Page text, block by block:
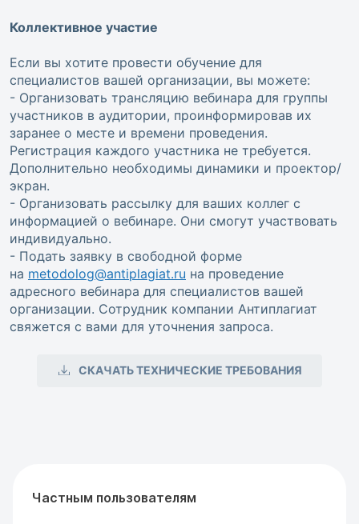
Коллективное участие
Если вы хотите провести обучение для
специалистов вашей организации, вы можете:
- Организовать трансляцию вебинара для группы
участников в аудитории, проинформировав их
заранее о месте и времени проведения.
Регистрация каждого участника не требуется.
Дополнительно необходимы динамики и проектор/
экран.
- Организовать рассылку для ваших коллег с
информацией о вебинаре. Они смогут участвовать
индивидуально.
- Подать заявку в свободной форме
на metodolog@antiplagiat.ru на проведение
адресного вебинара для специалистов вашей
организации. Сотрудник компании Антиплагиат
свяжется с вами для уточнения запроса.
СКАЧАТЬ ТЕХНИЧЕСКИЕ ТРЕБОВАНИЯ
Частным пользователям